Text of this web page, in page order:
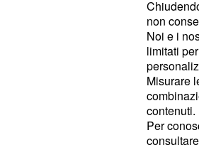
La tenacia
bambino fa
doversene
Nelle
il giudice
escludono
non
Noi e i
limitati
Misurare
contenuti.
Per